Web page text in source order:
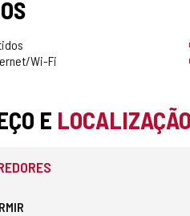
Wi-Fi
E